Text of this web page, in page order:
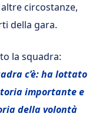
circostanze,
della gara.
la squadra:
c’è: ha lottato
importante e
della volontà